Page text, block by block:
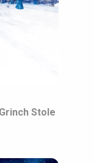
Stole